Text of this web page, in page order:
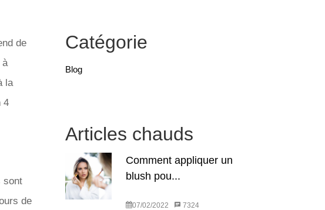
de
à
la
4
sont
de
Catégorie
Blog
Articles chauds
Comment appliquer un
blush pou...
07/02/2022 7324